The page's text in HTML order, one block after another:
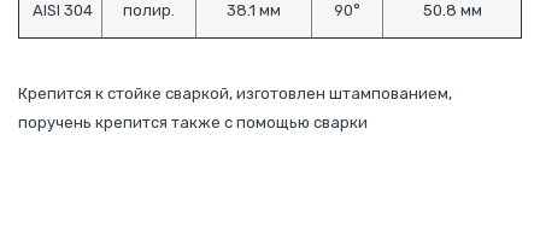
AISI 304 полир. 38.1 мм 90° 50.8 мм
Крепится к стойке сваркой, изготовлен штампованием,
поручень крепится также с помощью сварки